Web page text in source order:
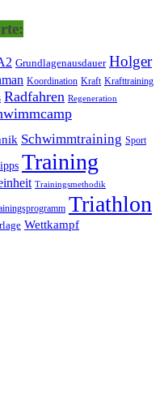
Grundlagenausdauer Holger
Koordination Kraft Krafttraining
Radfahren Regeneration
Schwimmtraining Sport
Training
Trainingsmethodik
Triathlon
Wettkampf